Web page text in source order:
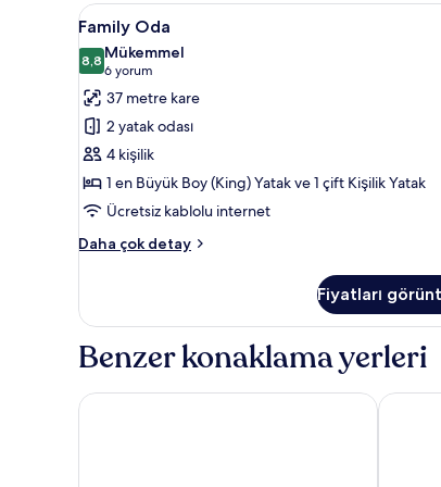
Family
Oda
için
tüm
fotoğrafları
görün
6
Family Oda
8,88,8 / 10
Mükemmel
6 yorum
(6
yorum)
37 metre kare
2 yatak odası
4 kişilik
1 en Büyük Boy (King) Yatak ve 1 çift Kişilik Yatak
Ücretsiz kablolu internet
Daha çok detay
Family
fazla
Fiyatları
Benzer konaklama yerleri
City Express By Marriott Cancun Aeropuerto